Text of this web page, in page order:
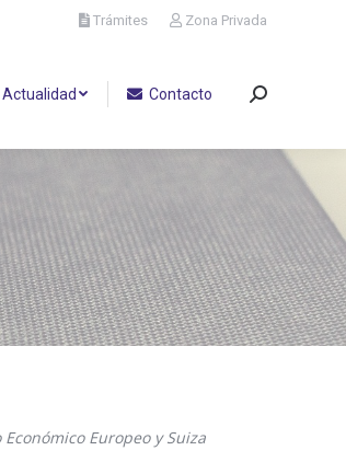
Trámites Zona Privada
Actualidad Contacto Buscar:
Europeo y Suiza